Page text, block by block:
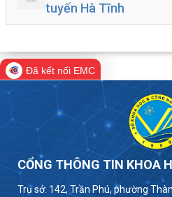
tuyến Hà Tĩnh
Đã kết nối EMC
CỔNG THÔNG TIN KHOA
Trụ sở: 142, Trần Phú, phường